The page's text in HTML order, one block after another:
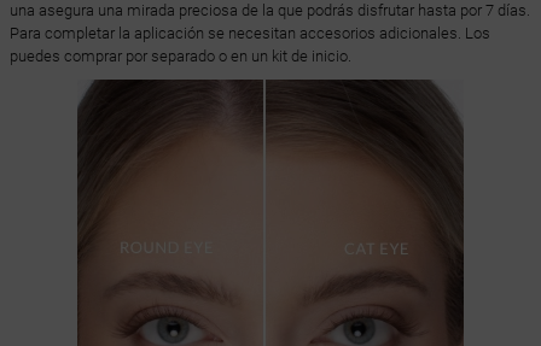
una asegura una mirada preciosa de la que podrás disfrutar hasta por 7 días.
Para completar la aplicación se necesitan accesorios adicionales. Los
puedes comprar por separado o en un kit de inicio.